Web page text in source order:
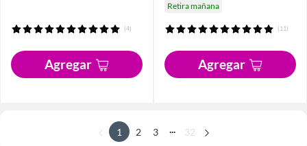
(4)
Agregar
Retira mañana
(11)
Agregar
1 2 3 32